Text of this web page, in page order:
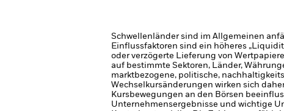
Schwellenländer sind im Allgemeinen
Einflussfaktoren sind ein höheres
oder verzögerte Lieferung von
auf bestimmte Sektoren, Länder,
marktbezogene, politische,
Wechselkursänderungen wirken sich
Kursbewegungen an den Börsen
Unternehmensergebnisse und wichtige